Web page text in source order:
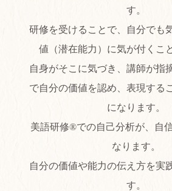
す。
研修を受けることで、自分でも
値（潜在能力）に気が付くこ
自身がそこに気づき、講師が指
で自分の価値を認め、表現する
になります。
美語研修®での自己分析が、自
なります。
自分の価値や能力の伝え方を実
す。